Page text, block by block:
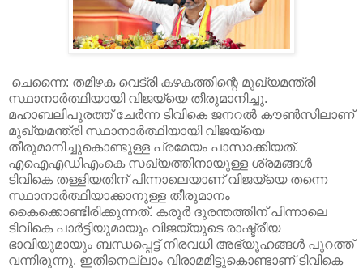
ചെന്നൈ: തമിഴക വെട്രി കഴകത്തിന്റെ മുഖ്യമന്ത്രി
സ്ഥാനാര്‍ത്ഥിയായി വിജയ്‌യെ തീരുമാനിച്ചു.
മഹാബലിപുരത്ത് ചേര്‍ന്ന ടിവികെ ജനറല്‍ കൗണ്‍സിലാണ്
മുഖ്യമന്ത്രി സ്ഥാനാര്‍ത്ഥിയായി വിജയ്‌യെ
തീരുമാനിച്ചുകൊണ്ടുള്ള പ്രമേയം പാസാക്കിയത്.
എഐഎഡിഎംകെ സഖ്യത്തിനായുള്ള ശ്രമങ്ങള്‍
ടിവികെ തള്ളിയതിന് പിന്നാലെയാണ് വിജയ്‌യെ തന്നെ
സ്ഥാനാര്‍ത്ഥിയാക്കാനുള്ള തീരുമാനം
കൈക്കൊണ്ടിരിക്കുന്നത്. കരൂര്‍ ദുരന്തത്തിന് പിന്നാലെ
ടിവികെ പാര്‍ട്ടിയുമായും വിജയ്‌യുടെ രാഷ്ട്രീയ
ഭാവിയുമായും ബന്ധപ്പെട്ട് നിരവധി അഭ്യൂഹങ്ങള്‍ പുറത്ത്
വന്നിരുന്നു. ഇതിനെല്ലാം വിരാമമിട്ടുകൊണ്ടാണ് ടിവികെ